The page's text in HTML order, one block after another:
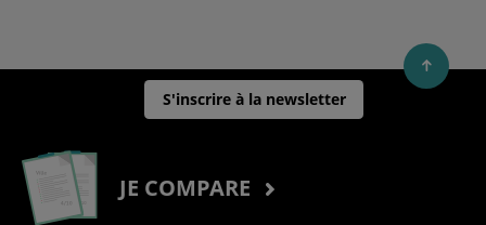
S'inscrire à la newsletter
JE COMPARE